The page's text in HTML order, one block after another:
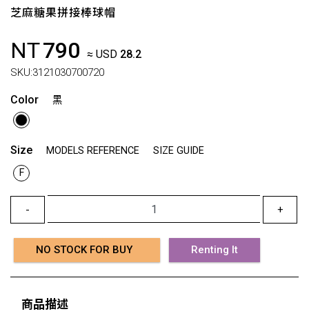
芝麻糖果拼接棒球帽
NT790 ≈ USD 28.2
SKU:3121030700720
Color 黑
Size MODELS REFERENCE
SIZE GUIDE
F
- +
NO STOCK FOR BUY Renting It
商品描述